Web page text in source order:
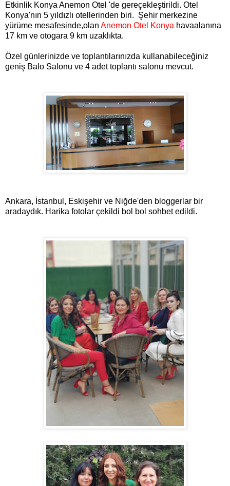
Etkinlik Konya Anemon Otel 'de gereçekleştirildi. Otel
Konya'nın 5 yıldızlı otellerinden biri. Şehir merkezine
yürüme mesafesinde,olan Anemon Otel Konya havaalanına
17 km ve otogara 9 km uzaklıkta.
Özel günlerinizde ve toplantılarınızda kullanabileceğiniz
geniş Balo Salonu ve 4 adet toplantı salonu mevcut.
Ankara, İstanbul, Eskişehir ve Niğde'den bloggerlar bir
aradaydık. Harika fotolar çekildi bol bol sohbet edildi.